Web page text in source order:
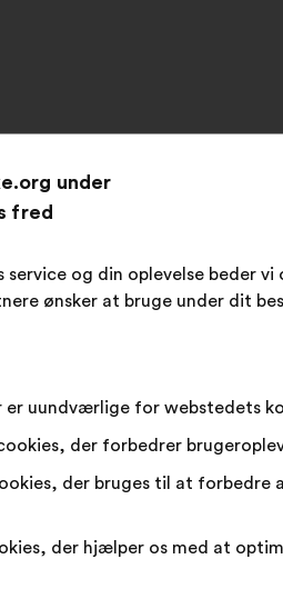
brugsbetingelser.
mail
(bekræftelse af at
under
fred
og din oplevelse beder
ønsker at bruge under dit
er uundværlige for webstedets
der forbedrer
der bruges til at forbedre
der hjælper os med at